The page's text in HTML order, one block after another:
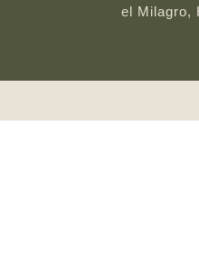
el Milagro,